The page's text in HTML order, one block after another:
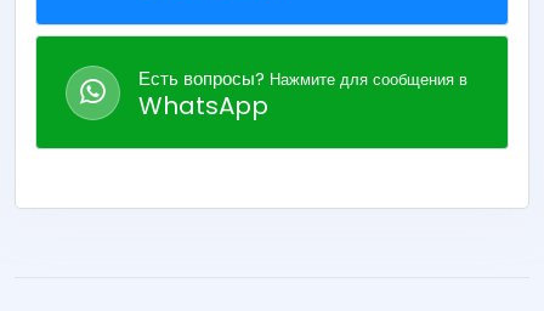
Есть вопросы? Нажмите для сообщения в
WhatsApp